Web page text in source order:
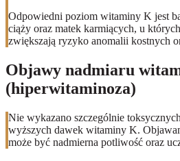
Odpowiedni poziom witaminy K jest
ciąży oraz matek karmiących, u
zwiększają ryzyko anomalii kostnych
Objawy nadmiaru
(hiperwitaminoza)
Nie wykazano szczególnie
wyższych dawek witaminy K.
może być nadmierna potliwość oraz